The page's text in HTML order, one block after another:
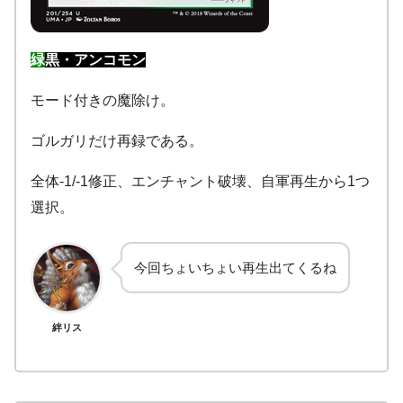
緑黒・アンコモン
モード付きの魔除け。
ゴルガリだけ再録である。
全体-1/-1修正、エンチャント破壊、自軍再生から1つ
選択。
絆リス
今回ちょいちょい再生出てくるね